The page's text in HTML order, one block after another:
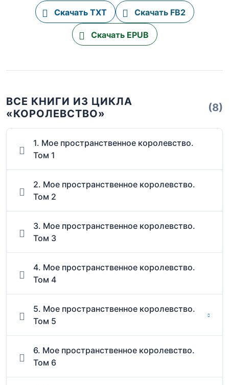
Скачать TXT Скачать FB2
Скачать EPUB
ВСЕ КНИГИ ИЗ ЦИКЛА
«КОРОЛЕВСТВО»
(8)
1. Мое пространственное королевство.
Том 1
2. Мое пространственное королевство.
Том 2
3. Мое пространственное королевство.
Том 3
4. Мое пространственное королевство.
Том 4
5. Мое пространственное королевство.
Том 5
6. Мое пространственное королевство.
Том 6